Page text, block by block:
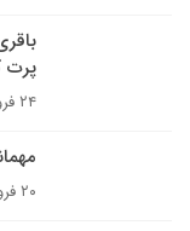
پرت
۲۴ فروردین ۱۳۹۲
۲۰ فروردین ۱۳۹۲